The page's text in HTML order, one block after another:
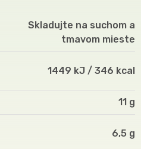
Skladujte na suchom a
tmavom mieste
1449 kJ / 346 kcal
11 g
6,5 g